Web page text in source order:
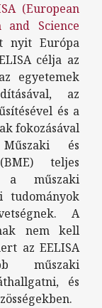
(European
and Science
nyit Európa
célja az
egyetemek
az
és a
fokozásával
és
teljes
a műszaki
tudományok
A
nem kell
az EELISA
műszaki
és